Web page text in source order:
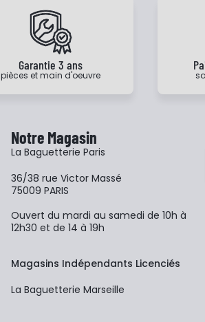
Garantie 3 ans
pièces et main d'oeuvre
Notre Magasin
La Baguetterie Paris
36/38 rue Victor Massé
75009 PARIS
Ouvert du mardi au samedi de 10h à
12h30 et de 14 à 19h
Magasins Indépendants Licenciés
La Baguetterie Marseille